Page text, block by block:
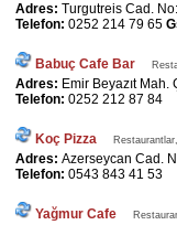
Adres: Turgutreis Cad.
Telefon: 0252 214 79 65
Babuç Cafe Bar
Adres: Emir Beyazıt
Telefon: 0252 212 87 84
Koç Pizza
Adres: Azerseycan Cad.
Telefon: 0543 843 41 53
Yağmur Cafe